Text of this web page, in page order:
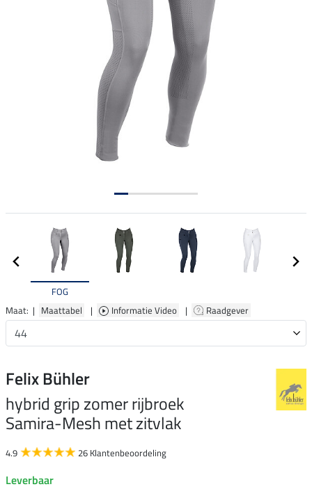
FOG
Maat: | Maattabel | Informatie Video | Raadgever
Felix Bühler
hybrid grip zomer rijbroek
Samira-Mesh met zitvlak
4.9 26 Klantenbeoordeling
Leverbaar